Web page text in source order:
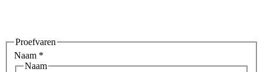
Proefvaren
Naam *
Naam